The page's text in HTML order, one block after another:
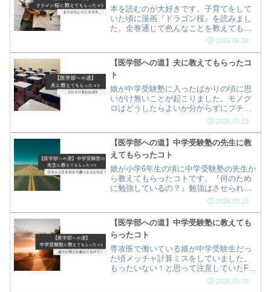
本を読むのが大好きです。子育てをして
いた頃に漫画『ドラゴン桜』を読みまし
た。全巻通じて色んなことを教えてもら
いました！モノクロが印象深いのは、
トの意味」と「子供の成長する時期には
個性があるコト」…
2026.06.06
【医学部への道】夫に教えてもらったコ
ト
娘が中学受験塾に入ったばかりの頃に思
いがけ無いことが起こりました。モノク
ロはどうしたらよいか分からずにプチパ
ニックです(^^;夫に相談したら…思いがけ
2026.05.23
【医学部への道】中学受験塾の先生に教
えてもらったコト
娘が小学6年生の頃に中学受験塾の先生か
ら教えてもらったコトです。『何のため
に勉強しているの？』勉強はさせられて
いると思っていた親のモノクロには教え
に繋がっていました。ありがたい中学受
験塾の先生から教えてもらいました。
2026.05.16
【医学部への道】中学受験塾に教えても
らったコト
専攻医で働いている娘が中学受験生だっ
た頃メッチャ計算ミスをしていました。
もったいない！と思って注意していたFラ
ン教育ママのモノクロに塾の先生が教え
2026.05.09